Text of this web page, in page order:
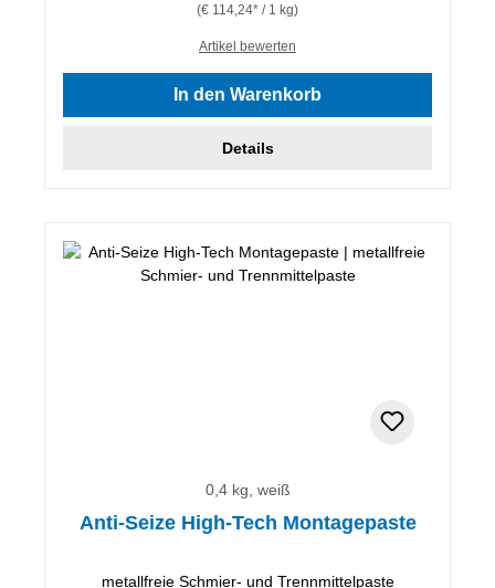
(€ 114,24* / 1 kg)
Artikel bewerten
In den Warenkorb
Details
0,4 kg, weiß
Anti-Seize High-Tech Montagepaste
metallfreie Schmier- und Trennmittelpaste